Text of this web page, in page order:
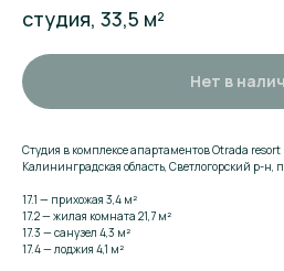
студия, 33,5 м²
Нет в
Студия в комплексе апартаментов Otrada resort
Калининградская область, Светлогорский р-н,
17.1 — прихожая 3,4 м²
17.2 — жилая комната 21,7 м²
17.3 — санузел 4,3 м²
17.4 — лоджия 4,1 м²